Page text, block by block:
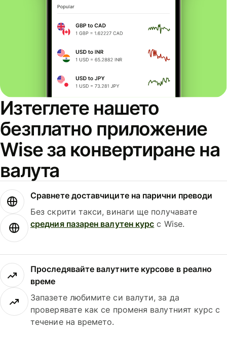
Изтеглете нашето
безплатно приложение
Wise за конвертиране на
валута
Сравнете доставчиците на парични преводи
Без скрити такси, винаги ще получавате
средния пазарен валутен курс с Wise.
Проследявайте валутните курсове в реално
време
Запазете любимите си валути, за да
проверявате как се променя валутният курс с
течение на времето.